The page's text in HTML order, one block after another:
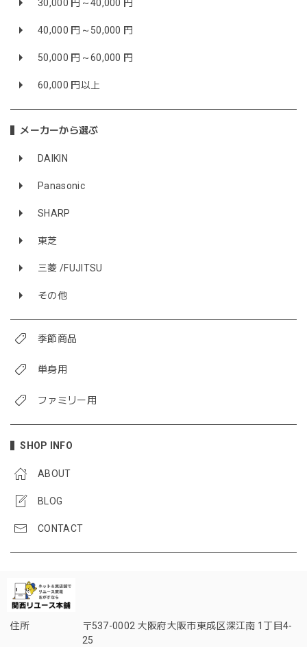
30,000 円～40,000 円
40,000 円～50,000 円
50,000 円～60,000 円
60,000 円以上
メーカーから選ぶ
DAIKIN
Panasonic
SHARP
東芝
三菱 /FUJITSU
その他
季節商品
単身用
ファミリー用
SHOP INFO
ABOUT
BLOG
CONTACT
住所
〒537-0002 大阪府大阪市東成区深江南 1丁目4-
25